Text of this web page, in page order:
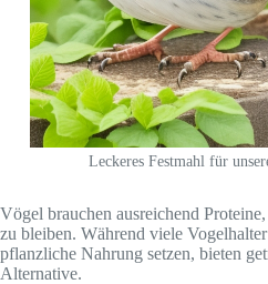
Leckeres Festmahl für
Vögel brauchen ausreichend
zu bleiben. Während viele
pflanzliche Nahrung setzen, bieten
Alternative.